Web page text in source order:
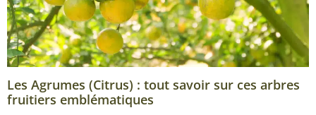
Les Agrumes (Citrus) : tout savoir sur ces arbres
fruitiers emblématiques